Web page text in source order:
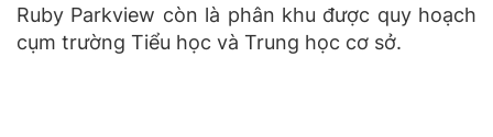
Ruby Parkview còn là phân khu được quy hoạch
cụm trường Tiểu học và Trung học cơ sở.